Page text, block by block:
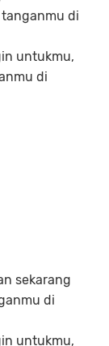
di
untukmu,
di
sekarang
di
untukmu,